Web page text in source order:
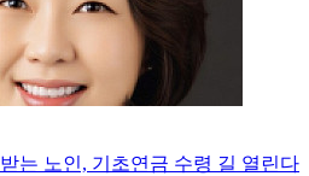
는 노인, 기초연금 수령 길 열린다